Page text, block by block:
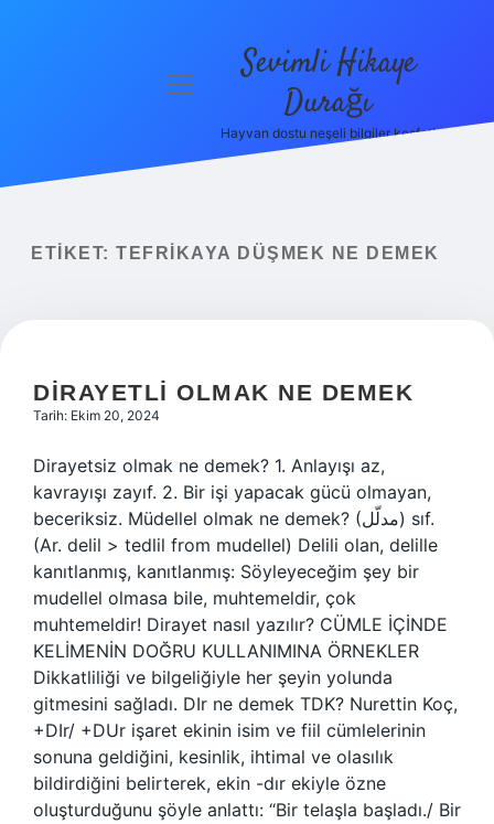
menüyü
Sevimli Hikaye
Durağı
Hayvan dostu neşeli bilgiler keşfet!
ETIKET: TEFRIKAYA DÜŞMEK NE DEMEK
DIRAYETLI OLMAK NE DEMEK
Tarih: Ekim 20, 2024
Dirayetsiz olmak ne demek? 1. Anlayışı az,
kavrayışı zayıf. 2. Bir işi yapacak gücü olmayan,
beceriksiz. Müdellel olmak ne demek? (ﻣﺪﻟّﻞ) sıf.
(Ar. delіl > tedlіl from mudellel) Delili olan, delille
kanıtlanmış, kanıtlanmış: Söyleyeceğim şey bir
mudellel olmasa bile, muhtemeldir, çok
muhtemeldir! Dirayet nasıl yazılır? CÜMLE İÇİNDE
KELİMENİN DOĞRU KULLANIMINA ÖRNEKLER
Dikkatliliği ve bilgeliğiyle her şeyin yolunda
gitmesini sağladı. DIr ne demek TDK? Nurettin Koç,
+DIr/ +DUr işaret ekinin isim ve fiil cümlelerinin
sonuna geldiğini, kesinlik, ihtimal ve olasılık
bildirdiğini belirterek, ekin -dır ekiyle özne
oluşturduğunu şöyle anlattı: “Bir telaşla başladı./ Bir